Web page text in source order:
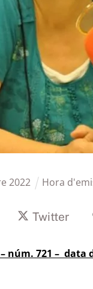
2022 Hora
Twitter
– núm. 721 – data